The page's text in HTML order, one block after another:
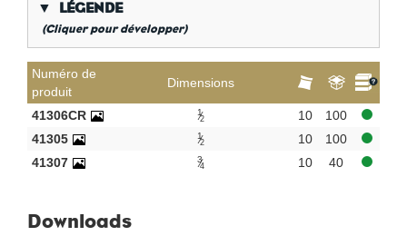
▼ LÉGENDE
(Cliquer pour développer)
*
Filetage gaz conique
**
KVBG
De Koninklijke Vereniging van Belgische
G
AN
Étain
Numéro de
produit
Dimensions
41306CR 1
2 10
100
41305
1
2 10
100
41307
3
4 10 40
Downloads